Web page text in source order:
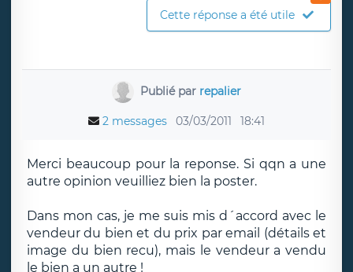
Cette réponse a été utile
Publié par repalier
2 messages 03/03/2011 18:41
Merci beaucoup pour la reponse. Si qqn a une
autre opinion veuilliez bien la poster.
Dans mon cas, je me suis mis d´accord avec le
vendeur du bien et du prix par email (détails et
image du bien recu), mais le vendeur a vendu
le bien a un autre !